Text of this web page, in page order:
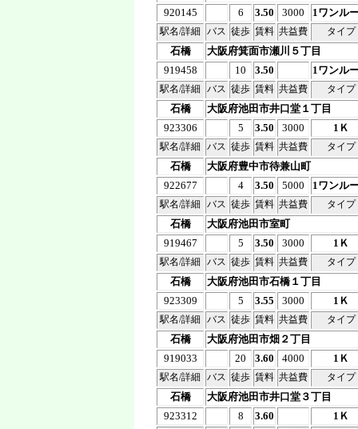
920145
6 3.50 3000 1ワンル
駅名/詳細 バス 徒歩 賃料 共益費 タイプ
石橋
大阪府箕面市瀬川５丁目
919458
10 3.50 1ワンル
駅名/詳細 バス 徒歩 賃料 共益費 タイプ
石橋
大阪府池田市井口堂１丁目
923306
5 3.50 3000 1Ｋ
駅名/詳細 バス 徒歩 賃料 共益費 タイプ
石橋
大阪府豊中市待兼山町
922677
4 3.50 5000 1ワンル
駅名/詳細 バス 徒歩 賃料 共益費 タイプ
石橋
大阪府池田市室町
919467
5 3.50 3000 1Ｋ
駅名/詳細 バス 徒歩 賃料 共益費 タイプ
石橋
大阪府池田市石橋１丁目
923309
5 3.55 3000 1Ｋ
駅名/詳細 バス 徒歩 賃料 共益費 タイプ
石橋
大阪府池田市畑２丁目
919033
20 3.60 4000 1Ｋ
駅名/詳細 バス 徒歩 賃料 共益費 タイプ
石橋
大阪府池田市井口堂３丁目
923312
8 3.60 1Ｋ